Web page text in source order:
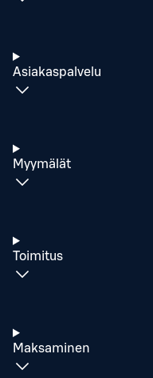
Asiakaspalvelu
Myymälät
Toimitus
Maksaminen